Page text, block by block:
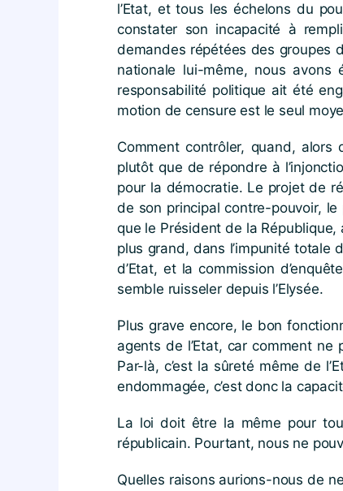
l’Etat, et tous les échelons du
constater son incapacité à
demandes répétées des groupes
nationale lui-même, nous
responsabilité politique ait été
motion de censure est le seul
Comment contrôler, quand,
plutôt que de répondre à
pour la démocratie. Le projet de
de son principal contre-pouvoir,
que le Président de la
plus grand, dans l’impunité
d’Etat, et la commission
semble ruisseler depuis l’Elysée.
Plus grave encore, le bon
agents de l’Etat, car comment
Par-là, c’est la sûreté même de
endommagée, c’est donc la
La loi doit être la même pour
républicain. Pourtant, nous ne
Quelles raisons aurions-nous de